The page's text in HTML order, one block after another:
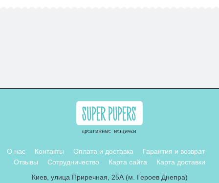
О нас Контакты Оплата и доставка
Гарантия и возврат
Отзывы
Сотрудничество Карта сайта
Карта доставки
Киев, улица Приречная, 25А (м. Героев Днепра)